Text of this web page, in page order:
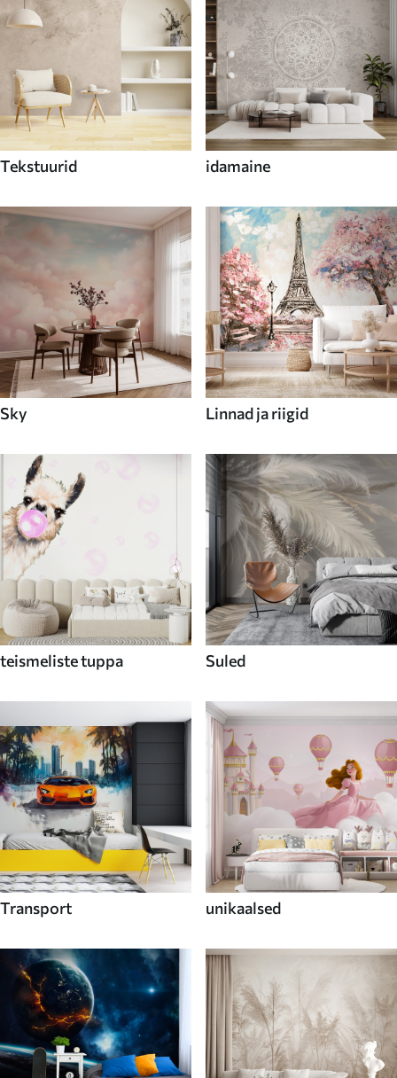
Tekstuurid idamaine
Sky Linnad ja riigid
teismeliste tuppa Suled
Transport unikaalsed